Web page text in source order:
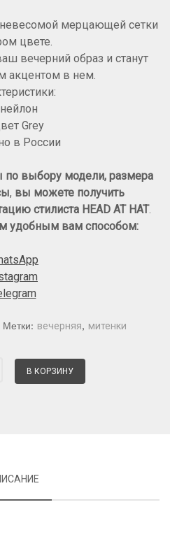
мерцающей сетки
цвете.
вечерний образ и станут
акцентом в нем.
Grey
в России
по выбору модели, размера
, вы можете получить
стилиста HEAD AT HAT.
удобным вам способом:
Метки: вечерняя, митенки
В КОРЗИНУ